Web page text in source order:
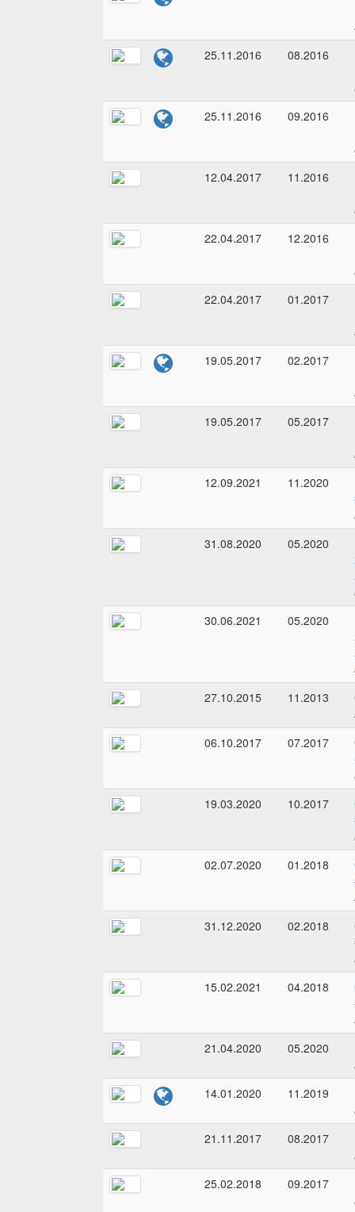
25.11.2016
08.2016
25.11.2016
09.2016
12.04.2017
11.2016
22.04.2017
12.2016
22.04.2017
01.2017
19.05.2017
02.2017
19.05.2017
05.2017
12.09.2021
11.2020
31.08.2020
05.2020
30.06.2021
05.2020
27.10.2015
11.2013
06.10.2017
07.2017
19.03.2020
10.2017
02.07.2020
01.2018
31.12.2020
02.2018
15.02.2021
04.2018
21.04.2020
05.2020
14.01.2020
11.2019
21.11.2017
08.2017
25.02.2018
09.2017